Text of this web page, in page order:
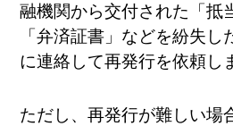
融機関から交付された「抵
「弁済証書」などを紛失し
に連絡して再発行を依頼し
ただし、再発行が難しい場